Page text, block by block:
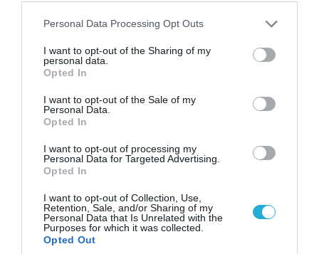
Please note that this website/app uses one or more Google
not limited to your visit or usage behaviour. You may click to
grant or deny consent to Google and its third-party tags to
use your data for below specified purposes in below Google
consent section.
Personal Data Processing Opt Outs
I want to opt-out of the Sharing of my
personal data.
Opted In
I want to opt-out of the Sale of my
Personal Data.
Opted In
I want to opt-out of processing my
Personal Data for Targeted Advertising.
Opted In
I want to opt-out of Collection, Use,
Retention, Sale, and/or Sharing of my
Personal Data that Is Unrelated with the
Purposes for which it was collected.
Opted Out
08.08.2026 | 18:02
Βάσει της τριμερούς συμφωνίας Τουρκίας,
Σ.Αραβίας & Πακιστάν θα πολεμήσουν Ριάντ και
Ισλαμαμπάντ κατά της Ελλάδας!